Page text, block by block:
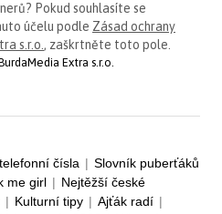
Pokud souhlasíte se
účelu podle Zásad ochrany
s.r.o., zaškrtněte toto pole.
Extra s.r.o.
čísla | Slovník puberťáků
me girl | Nejtěžší české
| Kulturní tipy | Ajťák radí |